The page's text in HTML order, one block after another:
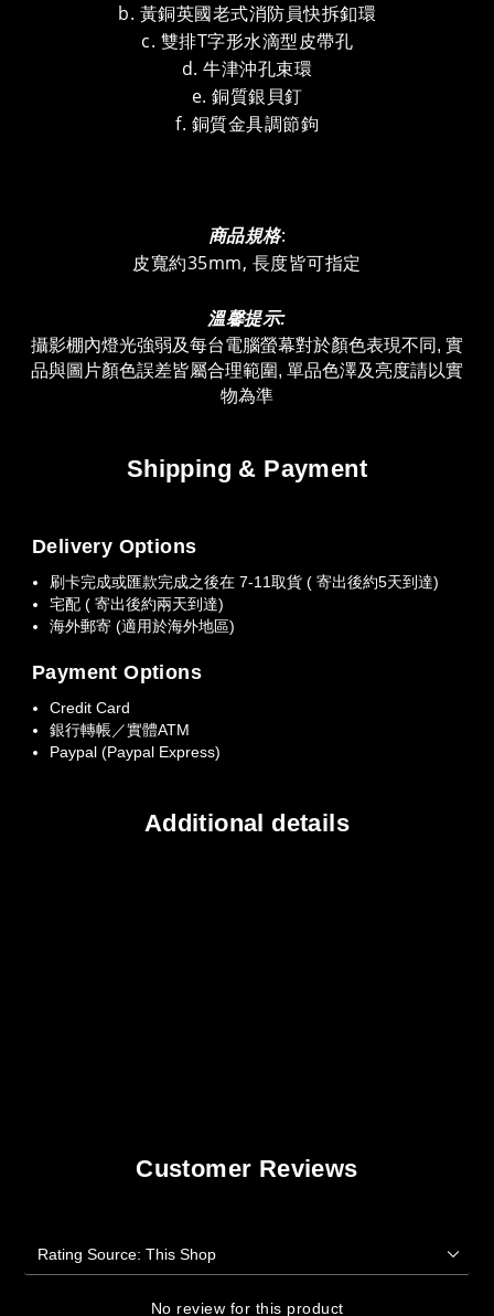
b. 黃銅英國老式消防員快拆釦環
c. 雙排T字形水滴型皮帶孔
d. 牛津沖孔束環
e. 銅質銀貝釘
f. 銅質金具調節鉤
商品規格:
皮寬約35mm, 長度皆可指定
溫馨提示:
攝影棚內燈光強弱及每台電腦螢幕對於顏色表現不同, 實
品與圖片顏色誤差皆屬合理範圍, 單品色澤及亮度請以實
物為準
Shipping & Payment
Delivery Options
刷卡完成或匯款完成之後在 7-11取貨 ( 寄出後約5天到達)
宅配 ( 寄出後約兩天到達)
海外郵寄 (適用於海外地區)
Payment Options
Credit Card
銀行轉帳／實體ATM
Paypal (Paypal Express)
Additional details
Customer Reviews
No review for this product